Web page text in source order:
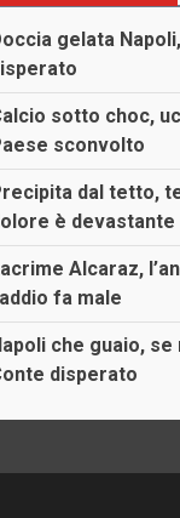
gelata
sotto choc,
sconvolto
dal tetto,
è devastante
Alcaraz,
fa male
che guaio, se
disperato